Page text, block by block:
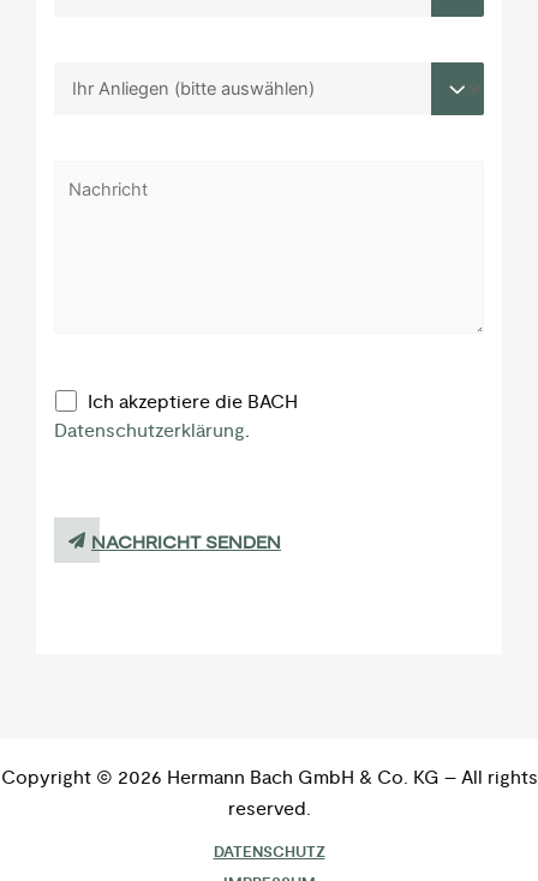
Ich akzeptiere die BACH
Datenschutzerklärung.
NACHRICHT SENDEN
Copyright © 2026 Hermann Bach GmbH & Co. KG – All rights
reserved.
DATENSCHUTZ